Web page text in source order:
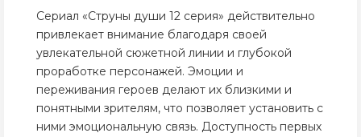
Сериал «Струны души 12 серия» действительно
привлекает внимание благодаря своей
увлекательной сюжетной линии и глубокой
проработке персонажей. Эмоции и
переживания героев делают их близкими и
понятными зрителям, что позволяет установить с
ними эмоциональную связь. Доступность первых